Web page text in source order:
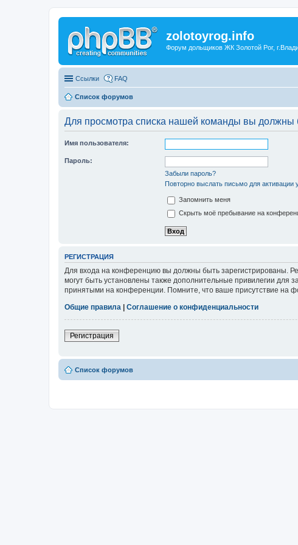
zolotoyrog.info
Форум дольщиков ЖК Золотой Рог,
Ссылки FAQ
Список форумов
Для просмотра списка нашей команды вы должны
Имя пользователя:
Пароль:
Забыли пароль?
Повторно выслать письмо для активации
Запомнить меня
Скрыть моё пребывание на
РЕГИСТРАЦИЯ
Для входа на конференцию вы должны быть зарегистрированы.
могут быть установлены также дополнительные привилегии для
принятыми на конференции. Помните, что ваше присутствие на
Общие правила
Соглашение о конфиденциальности
Регистрация
Список форумов